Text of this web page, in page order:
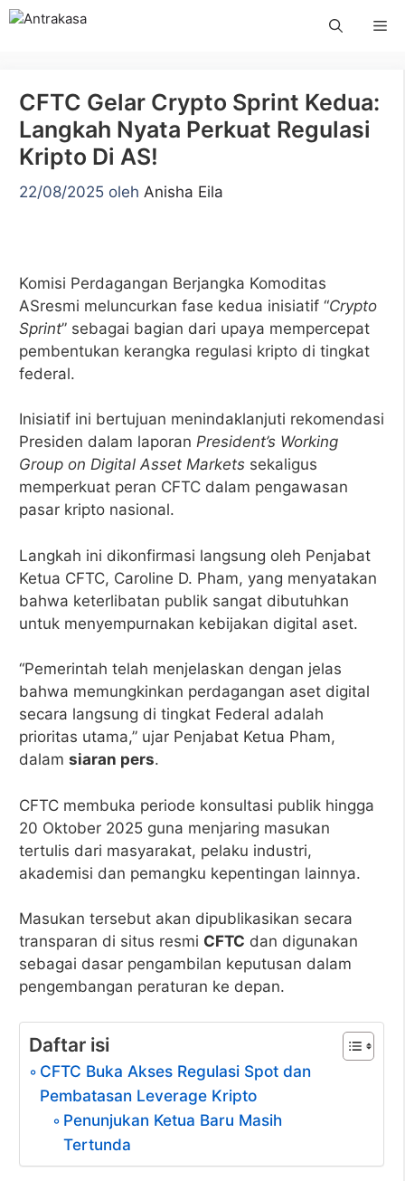
Langsung
CFTC Gelar Crypto Sprint Kedua:
Langkah Nyata Perkuat Regulasi
Kripto Di AS!
22/08/2025 oleh Anisha Eila
Komisi Perdagangan Berjangka Komoditas
ASresmi meluncurkan fase kedua inisiatif “Crypto
Sprint” sebagai bagian dari upaya mempercepat
pembentukan kerangka regulasi kripto di tingkat
federal.
Inisiatif ini bertujuan menindaklanjuti rekomendasi
Presiden dalam laporan President’s Working
Group on Digital Asset Markets sekaligus
memperkuat peran CFTC dalam pengawasan
pasar kripto nasional.
Langkah ini dikonfirmasi langsung oleh Penjabat
Ketua CFTC, Caroline D. Pham, yang menyatakan
bahwa keterlibatan publik sangat dibutuhkan
untuk menyempurnakan kebijakan digital aset.
“Pemerintah telah menjelaskan dengan jelas
bahwa memungkinkan perdagangan aset digital
secara langsung di tingkat Federal adalah
prioritas utama,” ujar Penjabat Ketua Pham,
dalam siaran pers.
CFTC membuka periode konsultasi publik hingga
20 Oktober 2025 guna menjaring masukan
tertulis dari masyarakat, pelaku industri,
akademisi dan pemangku kepentingan lainnya.
Masukan tersebut akan dipublikasikan secara
transparan di situs resmi CFTC dan digunakan
sebagai dasar pengambilan keputusan dalam
pengembangan peraturan ke depan.
Daftar isi
CFTC Buka Akses Regulasi Spot dan
Pembatasan Leverage Kripto
Penunjukan Ketua Baru Masih
Tertunda